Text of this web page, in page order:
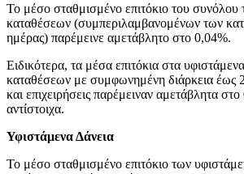
Το μέσο σταθμισμένο επιτόκιο του
καταθέσεων (συμπεριλαμβανομένων των
ημέρας) παρέμεινε αμετάβλητο στο 0,04%.
Ειδικότερα, τα μέσα επιτόκια στα
καταθέσεων με συμφωνημένη διάρκεια έως
και επιχειρήσεις παρέμειναν αμετάβλητα
αντίστοιχα.
Υφιστάμενα Δάνεια
Το μέσο σταθμισμένο επιτόκιο των